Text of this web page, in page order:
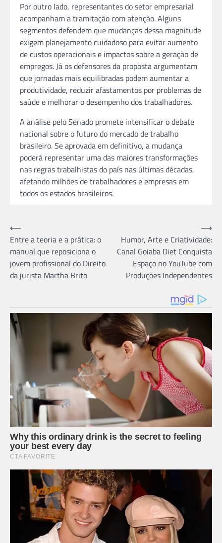
Por outro lado, representantes do setor empresarial
acompanham a tramitação com atenção. Alguns
segmentos defendem que mudanças dessa magnitude
exigem planejamento cuidadoso para evitar aumento
de custos operacionais e impactos sobre a geração de
empregos. Já os defensores da proposta argumentam
que jornadas mais equilibradas podem aumentar a
produtividade, reduzir afastamentos por problemas de
saúde e melhorar o desempenho dos trabalhadores.
A análise pelo Senado promete intensificar o debate
nacional sobre o futuro do mercado de trabalho
brasileiro. Se aprovada em definitivo, a mudança
poderá representar uma das maiores transformações
nas regras trabalhistas do país nas últimas décadas,
afetando milhões de trabalhadores e empresas em
todos os estados brasileiros.
Navegação
de
Post
⟵
Entre a teoria e a prática: o
manual que reposiciona o
jovem profissional do Direito
da jurista Martha Brito
Humor, Arte e Criatividade:
Canal Goiaba Diet Conquista
Espaço no YouTube com
Produções Independentes
⟶